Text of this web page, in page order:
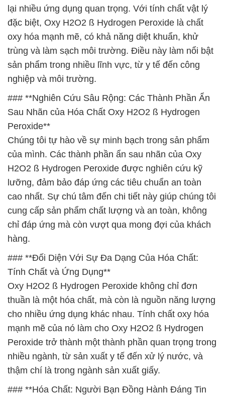
lại nhiều ứng dụng quan trọng. Với tính chất vật lý
đặc biệt, Oxy H2O2 ß Hydrogen Peroxide là chất
oxy hóa mạnh mẽ, có khả năng diệt khuẩn, khử
trùng và làm sạch môi trường. Điều này làm nổi bật
sản phẩm trong nhiều lĩnh vực, từ y tế đến công
nghiệp và môi trường.
### **Nghiên Cứu Sâu Rộng: Các Thành Phần Ẩn
Sau Nhãn của Hóa Chất Oxy H2O2 ß Hydrogen
Peroxide**
Chúng tôi tự hào về sự minh bạch trong sản phẩm
của mình. Các thành phần ẩn sau nhãn của Oxy
H2O2 ß Hydrogen Peroxide được nghiên cứu kỹ
lưỡng, đảm bảo đáp ứng các tiêu chuẩn an toàn
cao nhất. Sự chú tâm đến chi tiết này giúp chúng tôi
cung cấp sản phẩm chất lượng và an toàn, không
chỉ đáp ứng mà còn vượt qua mong đợi của khách
hàng.
### **Đối Diện Với Sự Đa Dạng Của Hóa Chất:
Tính Chất và Ứng Dụng**
Oxy H2O2 ß Hydrogen Peroxide không chỉ đơn
thuần là một hóa chất, mà còn là nguồn năng lượng
cho nhiều ứng dụng khác nhau. Tính chất oxy hóa
mạnh mẽ của nó làm cho Oxy H2O2 ß Hydrogen
Peroxide trở thành một thành phần quan trọng trong
nhiều ngành, từ sản xuất y tế đến xử lý nước, và
thậm chí là trong ngành sản xuất giấy.
### **Hóa Chất: Người Bạn Đồng Hành Đáng Tin